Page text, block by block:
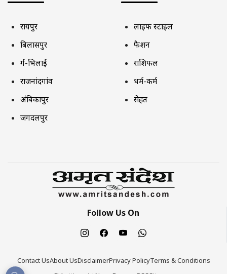
रायपुर
बिलासपुर
दुर्ग-भिलाई
राजनांदगांव
अंबिकापुर
जगदलपुर
लाइफ स्टाइल
फैशन
राशिफल
धर्म-कर्म
सेहत
Follow Us On
Contact UsAbout UsDisclaimerPrivacy PolicyTerms & Conditions